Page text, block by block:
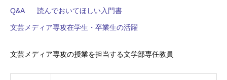
Q&A 読んでおいてほしい入門書
文芸メディア専攻在学生・卒業生の活躍
文芸メディア専攻の授業を担当する文学部専任教員